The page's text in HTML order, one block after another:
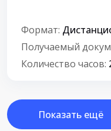
Формат:
Получаемый
Количество часов:
Показать ещё